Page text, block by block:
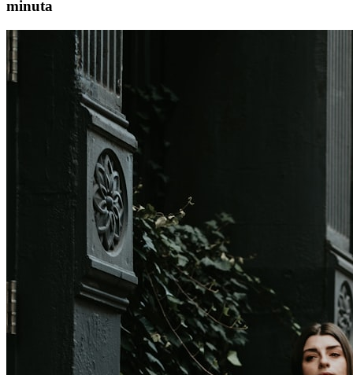
minuta